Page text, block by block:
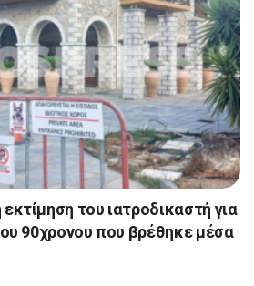
του ιατροδικαστή για
90χρονου που βρέθηκε μέσα